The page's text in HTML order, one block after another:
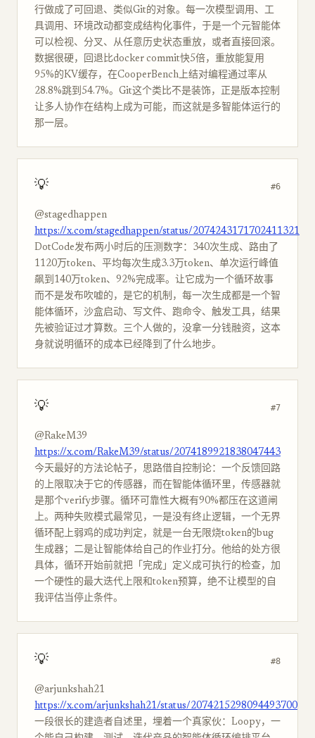
行做成了可回退、类似Git的对象。每一次模型调用、工
具调用、环境改动都变成结构化事件，于是一个元智能体
可以检视、分叉、从任意历史状态重放，或者直接回滚。
数据很硬，回退比docker commit快5倍，重放能复用
95%的KV缓存，在CooperBench上结对编程通过率从
28.8%跳到54.7%。Git这个类比不是装饰，正是版本控制
让多人协作在结构上成为可能，而这就是多智能体运行的
那一层。
💡 #6
@stagedhappen
https://x.com/stagedhappen/status/2074243171702411321
DotCode发布两小时后的压测数字：340次生成、路由了
1120万token、平均每次生成3.3万token、单次运行峰值
飙到140万token、92%完成率。让它成为一个循环故事
而不是发布吹嘘的，是它的机制，每一次生成都是一个智
能体循环，沙盒启动、写文件、跑命令、触发工具，结果
先被验证过才算数。三个人做的，没拿一分钱融资，这本
身就说明循环的成本已经降到了什么地步。
💡 #7
@RakeM39
https://x.com/RakeM39/status/2074189921838047443
今天最好的方法论帖子，思路借自控制论：一个反馈回路
的上限取决于它的传感器，而在智能体循环里，传感器就
是那个verify步骤。循环可靠性大概有90%都压在这道闸
上。两种失败模式最常见，一是没有终止逻辑，一个无界
循环配上弱鸡的成功判定，就是一台无限烧token的bug
生成器；二是让智能体给自己的作业打分。他给的处方很
具体，循环开始前就把「完成」定义成可执行的检查，加
一个硬性的最大迭代上限和token预算，绝不让模型的自
我评估当停止条件。
💡 #8
@arjunkshah21
https://x.com/arjunkshah21/status/2074215298094493700
一段很长的建造者自述里，埋着一个真家伙：Loopy，一